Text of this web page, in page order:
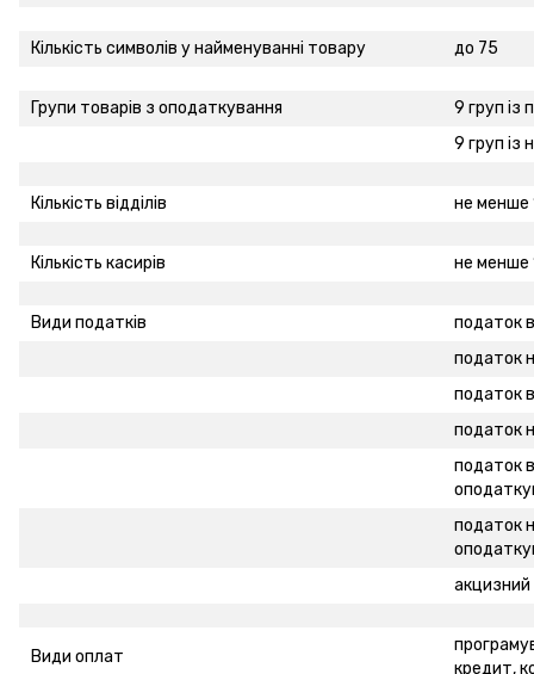
Кількість символів у найменуванні товару до 75
Групи товарів з оподаткування
9 груп із
9 груп із
Кількість відділів не менше
Кількість касирів не менше
Види податків
податок
податок
податок
податок
податок
податок
акцизний
Види оплат
кредит,